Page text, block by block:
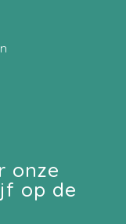
onze
op de